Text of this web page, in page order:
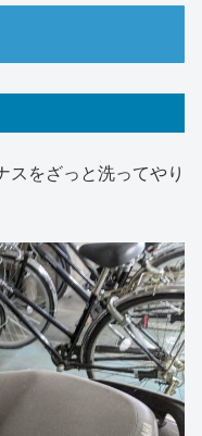
スをざっと洗ってやり